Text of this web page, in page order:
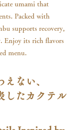
umami that
Packed with
supports recovery,
Enjoy its rich flavors
menu.
えない、
したカクテル